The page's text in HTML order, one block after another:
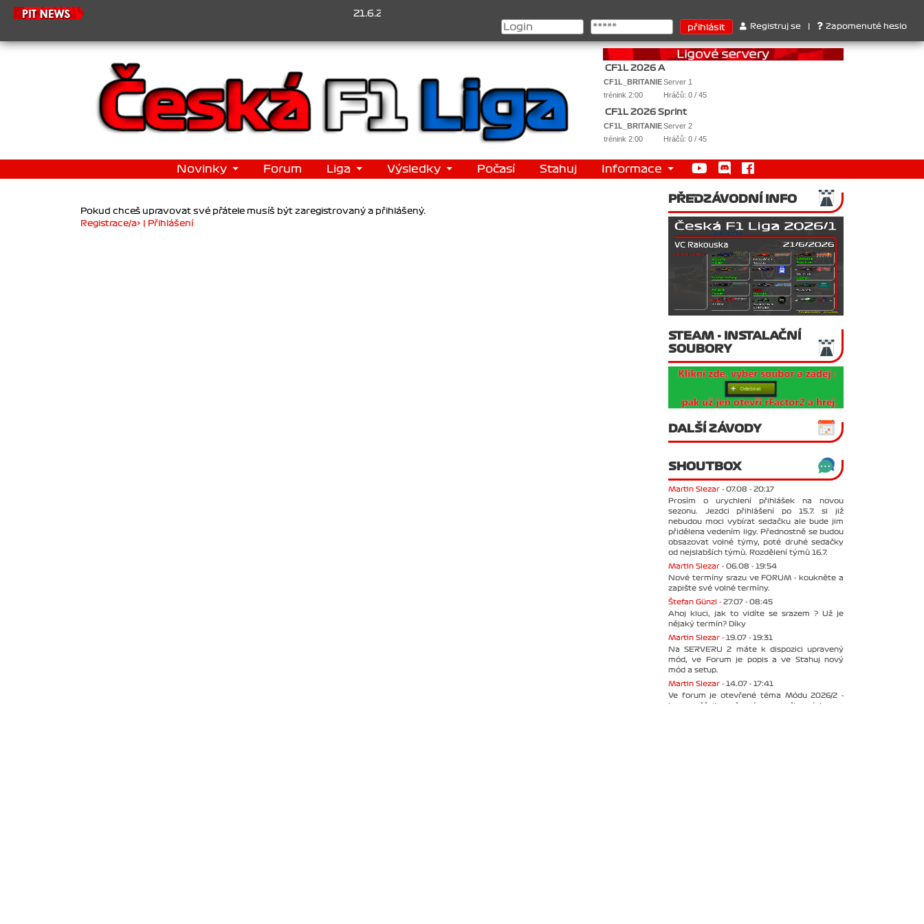
21.6.2026
Registruj se Zapomenuté heslo
CF1L 2026 A
CF1L_BRITANIEServer 1
trénink 2:00
Hráčů: 0 / 45
CF1L 2026 Sprint
CF1L_BRITANIE
Server 2
Novinky Forum Liga Výsledky Počasí Stahuj Informace
Pokud chceš upravovat své přátele musíš být zaregistrovaný a přihlášený.
Registrace/a> |
Přihlášení
PŘEDZÁVODNÍ INFO
STEAM - INSTALAČNÍ
SOUBORY
DALŠÍ ZÁVODY
SHOUTBOX
Martin Slezar - 07.08 - 20:17
Prosím o urychlení přihlášek na novou
sezonu. Jezdci přihlášení po 15.7. si již
nebudou moci vybírat sedačku ale bude jim
přidělena vedením ligy. Přednostně se budou
obsazovat volné týmy, poté druhé sedačky
od nejslabších týmů. Rozdělení týmů 16.7.
Martin Slezar - 06.08 - 19:54
Nové termíny srazu ve FORUM - koukněte a
zapište své volné termíny.
Štefan Günzl - 27.07 - 08:45
Ahoj kluci, jak to vidíte se srazem ? Už je
nějaký termín? Díky
Martin Slezar - 19.07 - 19:31
Na SERVERU 2 máte k dispozici upravený
mód, ve Forum je popis a ve Stahuj nový
mód a setup.
Martin Slezar - 14.07 - 17:41
Ve forum je otevřené téma Módu 2026/2 -
tam směřujte vaše názory a připomínky, po